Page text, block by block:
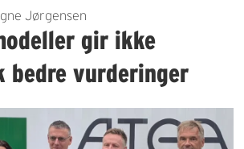
Jørgensen
gir ikke
bedre vurderinger